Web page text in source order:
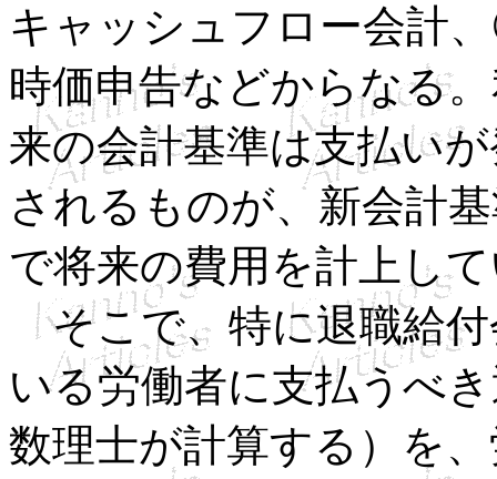
キャッシュフロー会計
時価申告などからなる
来の会計基準は支払い
されるものが、新会計
で将来の費用を計上し
そこで、特に退職給
いる労働者に支払うべ
数理士が計算する）を